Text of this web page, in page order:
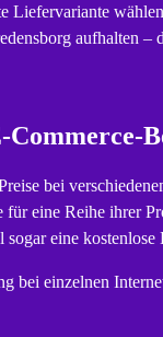
Liefervariante
aufhalten –
bei
eine Reihe ihrer
eine
bei einzelnen